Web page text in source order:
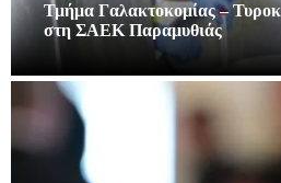
Τμήμα Γαλακτοκομίας –
στη ΣΑΕΚ Παραμυθιάς